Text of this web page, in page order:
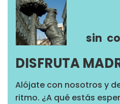
sin
DISFRUTA
Alójate con nosotros y
ritmo. ¿A qué estás